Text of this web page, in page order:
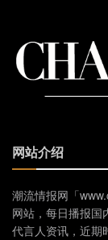
网站介绍
潮流情报网「
网站，每日播报国
代言人资讯，近期